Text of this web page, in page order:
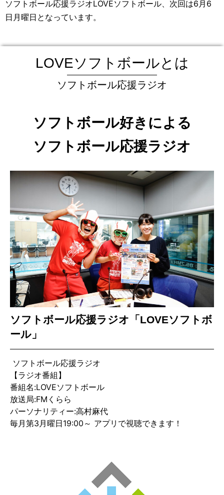
ソフトボール応援ラジオLOVEソフトボール、次回は6月 6
日月曜日となっています。
LOVEソフトボールとは
ソフトボール応援ラジオ
ソフトボール好きによる
ソフトボール応援ラジオ
ソフトボール応援ラジオ「LOVEソフトボ
ール」
ソフトボール応援ラジオ
【ラジオ番組】
番組名:LOVEソフトボール
放送局:FMくらら
パーソナリティー:高村麻代
毎月第3月曜日19:00～ アプリで視聴できます！